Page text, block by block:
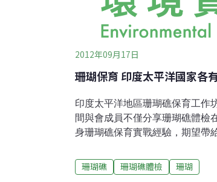
2012年09月17日
珊瑚保育 印度太平洋國家各
印度太平洋地區珊瑚礁保育工作
間與會成員不僅分享珊瑚礁體檢
身珊瑚礁保育實戰經驗，期望帶
驗，他認為，失敗和成功的經驗
果，而失敗的經驗則可確保其他
珊瑚礁 珊瑚礁體檢 珊瑚